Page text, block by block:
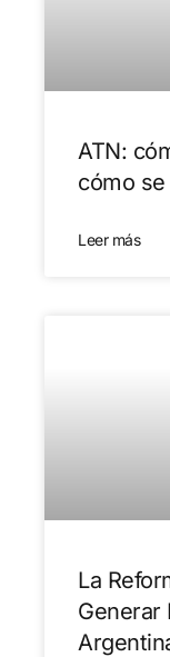
ATN:
cómo
Leer más
La
Generar